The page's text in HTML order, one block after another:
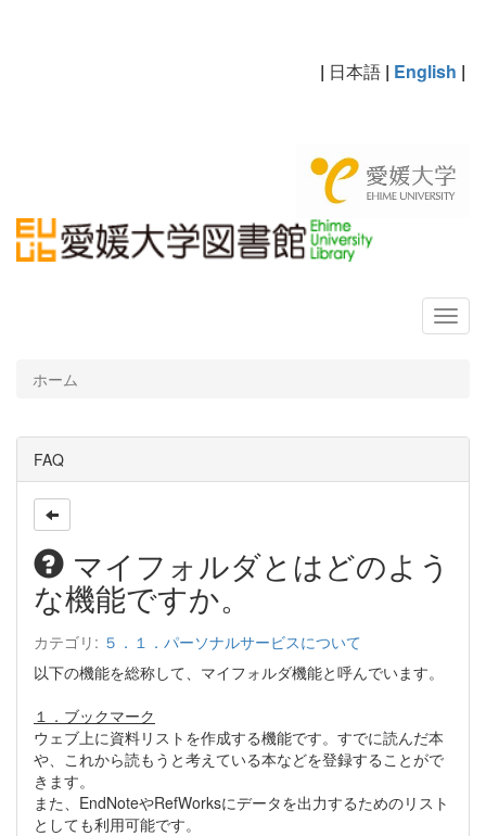
| 日本語 | English |
ホーム
FAQ
マイフォルダとはどのよう
な機能ですか。
カテゴリ: ５．１．パーソナルサービスについて
以下の機能を総称して、マイフォルダ機能と呼んでいます。
１．ブックマーク
ウェブ上に資料リストを作成する機能です。すでに読んだ本
や、これから読もうと考えている本などを登録することがで
きます。
また、EndNoteやRefWorksにデータを出力するためのリスト
としても利用可能です。